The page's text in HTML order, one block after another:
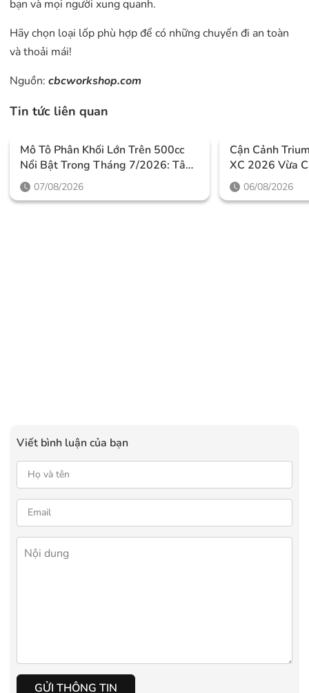
bạn và mọi người xung quanh.
Hãy chọn loại lốp phù hợp để có những chuyến đi an toàn
và thoải mái!
Nguồn: cbcworkshop.com
Tin tức liên quan
Mô Tô Phân Khối Lớn Trên 500cc
Nổi Bật Trong Tháng 7/2026: Tâm
Điểm Là Công Nghệ, Phiên Bản
Giới Hạn Và Những Cấu Hình
07/08/2026
Cận Cảnh
XC 2026 Vừa
Thiết Kế Đậm
Mức Giá Dễ
06/08/2026
Viết bình luận của bạn
GỬI THÔNG TIN